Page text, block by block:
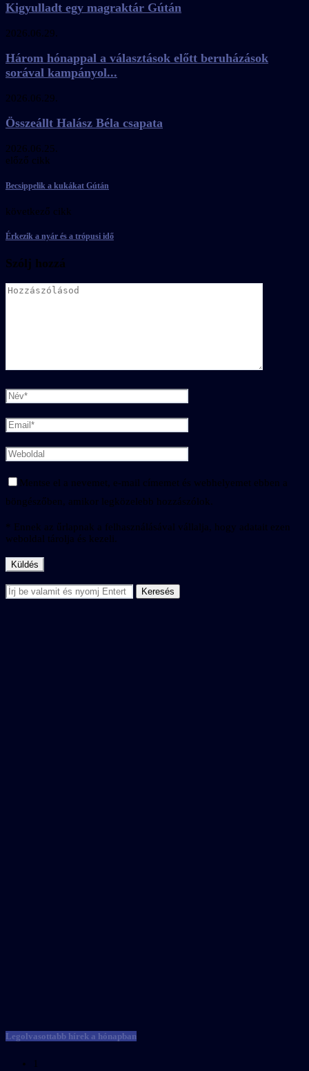
Kigyulladt egy magraktár Gútán
2026.06.29.
Három hónappal a választások előtt beruházások
sorával kampányol...
2026.06.29.
Összeállt Halász Béla csapata
2026.06.25.
előző cikk
Becsippelik a kukákat Gútán
következő cikk
Érkezik a nyár és a trópusi idő
Szólj hozzá
Mentse el a nevemet, e-mail címemet és webhelyemet ebben a
böngészőben, amikor legközelebb hozzászólok.
* Ennek az űrlapnak a felhasználásával vállalja, hogy adatait ezen
weboldal tárolja és kezeli.
Legolvasottabb hírek a hónapban
1